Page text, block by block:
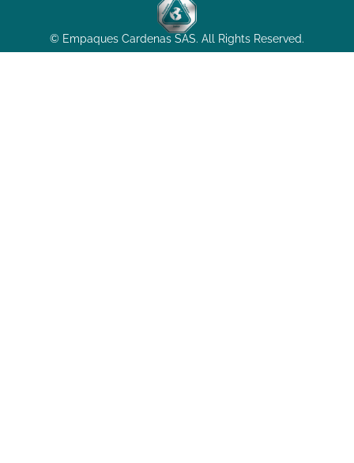
© Empaques Cardenas SAS. All Rights Reserved.